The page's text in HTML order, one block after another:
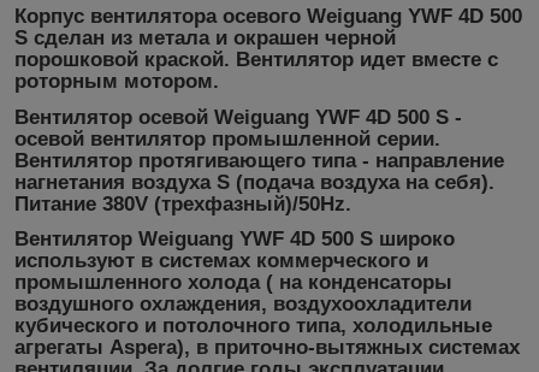
Корпус вентилятора осевого Weiguang YWF 4D 500
S сделан из метала и окрашен черной
порошковой краской. Вентилятор идет вместе с
роторным мотором.
Вентилятор осевой Weiguang YWF 4D 500 S -
осевой вентилятор промышленной серии.
Вентилятор протягивающего типа - направление
нагнетания воздуха S (подача воздуха на себя).
Питание 380V (трехфазный)/50Hz.
Вентилятор Weiguang YWF 4D 500 S широко
используют в системах коммерческого и
промышленного холода ( на конденсаторы
воздушного охлаждения, воздухоохладители
кубического и потолочного типа, холодильные
агрегаты Aspera), в приточно-вытяжных системах